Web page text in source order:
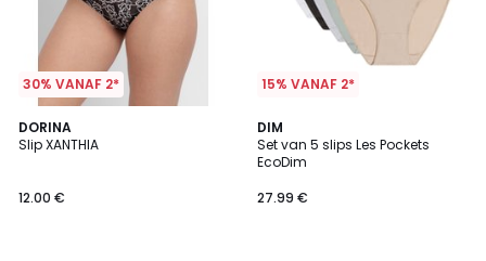
30% VANAF 2*
DORINA
Slip XANTHIA
12.00 €
15% VANAF 2*
DIM
Set van 5 slips Les Pockets
EcoDim
27.99 €
4.2
/ 5